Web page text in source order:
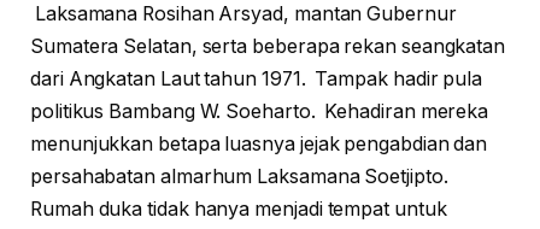
Laksamana Rosihan Arsyad, mantan Gubernur
Sumatera Selatan, serta beberapa rekan seangkatan
dari Angkatan Laut tahun 1971. Tampak hadir pula
politikus Bambang W. Soeharto. Kehadiran mereka
menunjukkan betapa luasnya jejak pengabdian dan
persahabatan almarhum Laksamana Soetjipto.
Rumah duka tidak hanya menjadi tempat untuk